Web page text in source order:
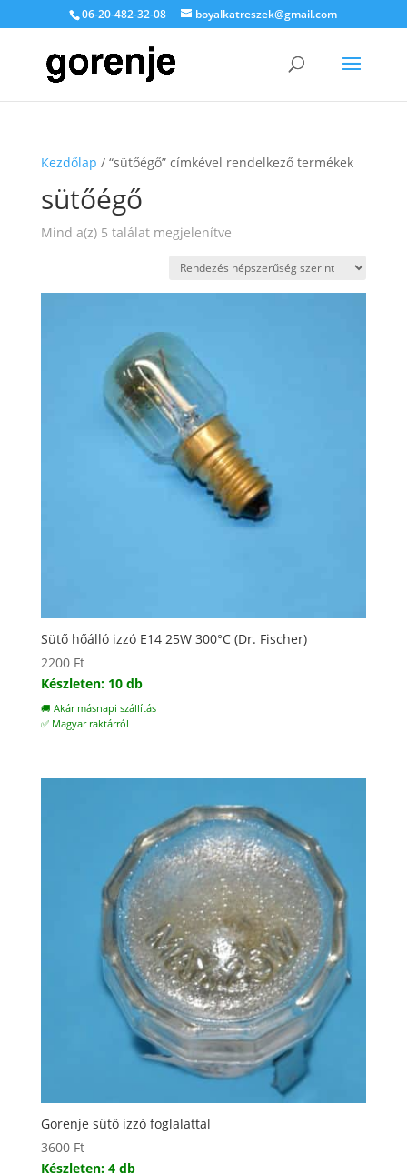
06-20-482-32-08 boyalkatreszek@gmail.com
Kezdőlap / “sütőégő” címkével rendelkező termékek
sütőégő
Mind a(z) 5 találat megjelenítveSorted
popularity
Sütő hőálló izzó E14 25W 300°C (Dr. Fischer)
2200 Ft
Készleten: 10 db
🚚 Akár másnapi szállítás
✅ Magyar raktárról
Gorenje sütő izzó foglalattal
3600 Ft
Készleten: 4 db